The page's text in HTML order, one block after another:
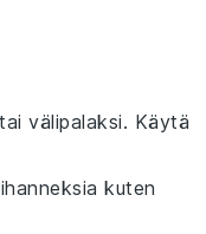
välipalaksi. Käytä
kuten